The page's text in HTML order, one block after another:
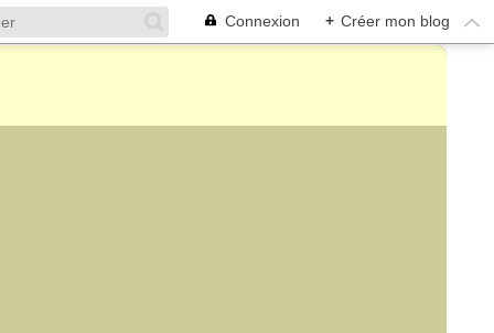
Connexion + Créer mon blog